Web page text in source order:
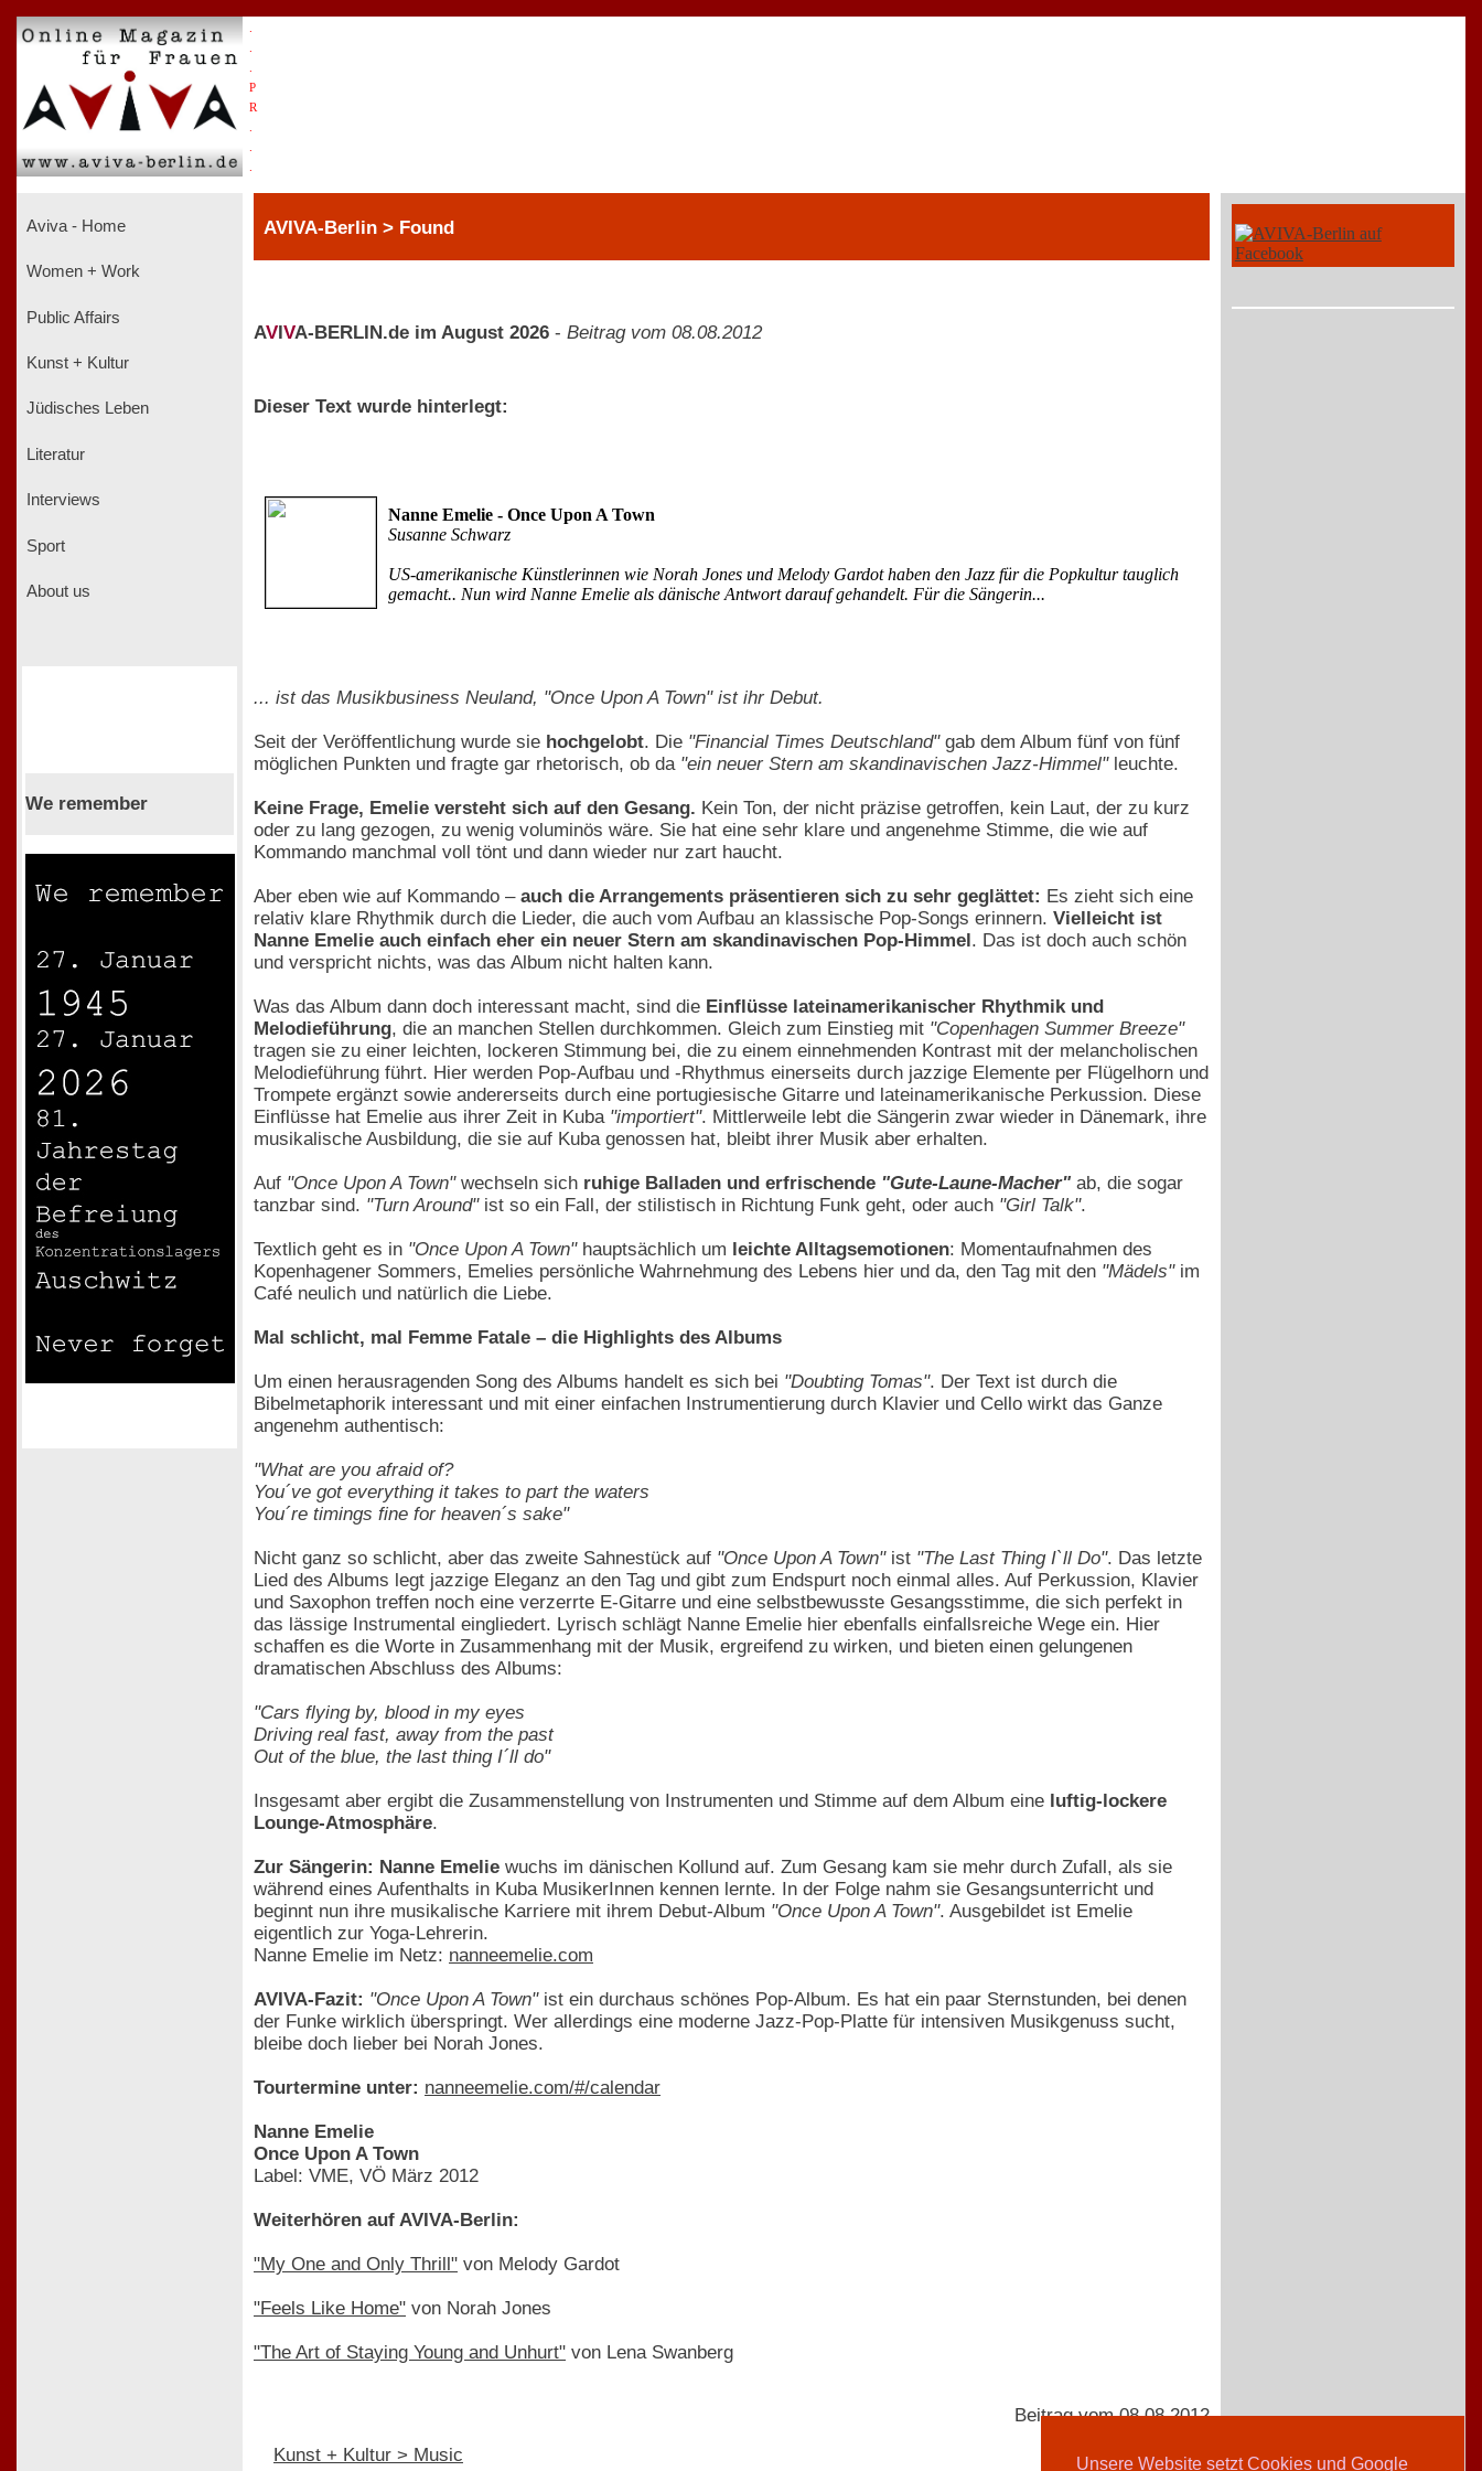
Unsere Website setzt Cookies und Google
P
R
Aviva - Home
Women + Work
Public Affairs
Kunst + Kultur
Jüdisches Leben
Literatur
Interviews
Sport
About us
We remember
AVIVA-Berlin > Found
AV VA-BERLIN.de im August 2026 - Beitrag vom 08.08.2012
Dieser Text wurde hinterlegt:
Nanne Emelie - Once Upon A Town
Susanne Schwarz
US-amerikanische Künstlerinnen wie Norah Jones und Melody Gardot haben den Jazz für die Popkultur tauglich
gemacht.. Nun wird Nanne Emelie als dänische Antwort darauf gehandelt. Für die Sängerin...
... ist das Musikbusiness Neuland, "Once Upon A Town"ist ihr Debut.
Seit der Veröffentlichung wurde sie hochgelobt. Die "Financial Times Deutschland"gab dem Album fünf von fünf
möglichen Punkten und fragte gar rhetorisch, ob da "ein neuer Stern am skandinavischen Jazz-Himmel"leuchte.
Keine Frage, Emelie versteht sich auf den Gesang. Kein Ton, der nicht präzise getroffen, kein Laut, der zu kurz
oder zu lang gezogen, zu wenig voluminös wäre. Sie hat eine sehr klare und angenehme Stimme, die wie auf
Kommando manchmal voll tönt und dann wieder nur zart haucht.
Aber eben wie auf Kommando – auch die Arrangements präsentieren sich zu sehr geglättet: Es zieht sich eine
relativ klare Rhythmik durch die Lieder, die auch vom Aufbau an klassische Pop-Songs erinnern. Vielleicht ist
Nanne Emelie auch einfach eher ein neuer Stern am skandinavischen Pop-Himmel. Das ist doch auch schön
und verspricht nichts, was das Album nicht halten kann.
Was das Album dann doch interessant macht, sind die Einflüsse lateinamerikanischer Rhythmik und
Melodieführung, die an manchen Stellen durchkommen. Gleich zum Einstieg mit "Copenhagen Summer Breeze"
tragen sie zu einer leichten, lockeren Stimmung bei, die zu einem einnehmenden Kontrast mit der melancholischen
Melodieführung führt. Hier werden Pop-Aufbau und -Rhythmus einerseits durch jazzige Elemente per Flügelhorn und
Trompete ergänzt sowie andererseits durch eine portugiesische Gitarre und lateinamerikanische Perkussion. Diese
Einflüsse hat Emelie aus ihrer Zeit in Kuba "importiert". Mittlerweile lebt die Sängerin zwar wieder in Dänemark, ihre
musikalische Ausbildung, die sie auf Kuba genossen hat, bleibt ihrer Musik aber erhalten.
Auf "Once Upon A Town"wechseln sich ruhige Balladen und erfrischende "Gute-Laune-Macher" ab, die sogar
tanzbar sind. "Turn Around"ist so ein Fall, der stilistisch in Richtung Funk geht, oder auch "Girl Talk".
Textlich geht es in "Once Upon A Town"hauptsächlich um leichte Alltagsemotionen: Momentaufnahmen des
Kopenhagener Sommers, Emelies persönliche Wahrnehmung des Lebens hier und da, den Tag mit den "Mädels"im
Café neulich und natürlich die Liebe.
Mal schlicht, mal Femme Fatale – die Highlights des Albums
Um einen herausragenden Song des Albums handelt es sich bei "Doubting Tomas". Der Text ist durch die
Bibelmetaphorik interessant und mit einer einfachen Instrumentierung durch Klavier und Cello wirkt das Ganze
angenehm authentisch:
"What are you afraid of?
You´ve got everything it takes to part the waters
You´re timings fine for heaven´s sake"
Nicht ganz so schlicht, aber das zweite Sahnestück auf "Once Upon A Town"ist "The Last Thing I`ll Do". Das letzte
Lied des Albums legt jazzige Eleganz an den Tag und gibt zum Endspurt noch einmal alles. Auf Perkussion, Klavier
und Saxophon treffen noch eine verzerrte E-Gitarre und eine selbstbewusste Gesangsstimme, die sich perfekt in
das lässige Instrumental eingliedert. Lyrisch schlägt Nanne Emelie hier ebenfalls einfallsreiche Wege ein. Hier
schaffen es die Worte in Zusammenhang mit der Musik, ergreifend zu wirken, und bieten einen gelungenen
dramatischen Abschluss des Albums:
"Cars flying by, blood in my eyes
Driving real fast, away from the past
Out of the blue, the last thing I´ll do"
Insgesamt aber ergibt die Zusammenstellung von Instrumenten und Stimme auf dem Album eine luftig-lockere
Lounge-Atmosphäre.
Zur Sängerin: Nanne Emelie wuchs im dänischen Kollund auf. Zum Gesang kam sie mehr durch Zufall, als sie
während eines Aufenthalts in Kuba MusikerInnen kennen lernte. In der Folge nahm sie Gesangsunterricht und
beginnt nun ihre musikalische Karriere mit ihrem Debut-Album "Once Upon A Town". Ausgebildet ist Emelie
eigentlich zur Yoga-Lehrerin.
Nanne Emelie im Netz: nanneemelie.com
AVIVA-Fazit: "Once Upon A Town"ist ein durchaus schönes Pop-Album. Es hat ein paar Sternstunden, bei denen
der Funke wirklich überspringt. Wer allerdings eine moderne Jazz-Pop-Platte für intensiven Musikgenuss sucht,
bleibe doch lieber bei Norah Jones.
Tourtermine unter: nanneemelie.com/#/calendar
Nanne Emelie
Once Upon A Town
Label: VME, VÖ März 2012
Weiterhören auf AVIVA-Berlin:
"My One and Only Thrill" von Melody Gardot
"Feels Like Home" von Norah Jones
"The Art of Staying Young and Unhurt" von Lena Swanberg
Kunst + Kultur > Music
Beitrag vom 08.08.2012